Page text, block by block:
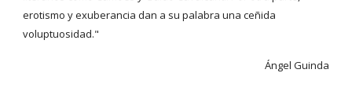
erotismo y exuberancia dan a su palabra una ceñida
voluptuosidad."
Ángel Guinda